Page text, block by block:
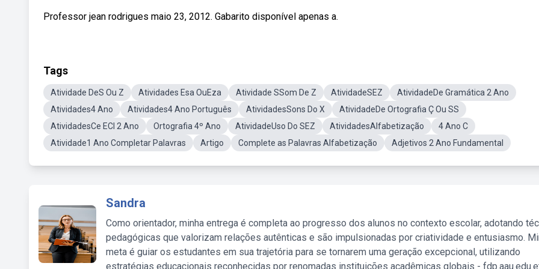
Professor jean rodrigues maio 23, 2012. Gabarito disponível apenas a.
Tags
Atividade DeS Ou Z Atividades Esa OuEza Atividade SSom De Z AtividadeSEZ
AtividadeDe Gramática 2 Ano
Atividades4 Ano
Atividades4 Ano Português AtividadesSons Do X
AtividadeDe Ortografia Ç Ou SS
AtividadesCe ECI 2 Ano
Ortografia 4º Ano AtividadeUso Do SEZ AtividadesAlfabetização
4 Ano C
Atividade1 Ano Completar Palavras
Artigo Complete as Palavras Alfabetização Adjetivos 2 Ano Fundamental
Sandra
Como orientador, minha entrega é completa ao progresso dos alunos no contexto escolar, adotando
pedagógicas que valorizam relações autênticas e são impulsionadas por criatividade e entusiasmo.
meta é guiar os estudantes em sua trajetória para se tornarem uma geração excepcional, utilizando
estratégias educacionais reconhecidas por renomadas instituições acadêmicas globais -